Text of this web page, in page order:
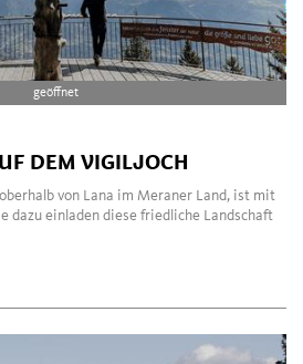
geöffnet
DEM VIGILJOCH
von Lana im Meraner Land, ist mit
dazu einladen diese friedliche Landschaft